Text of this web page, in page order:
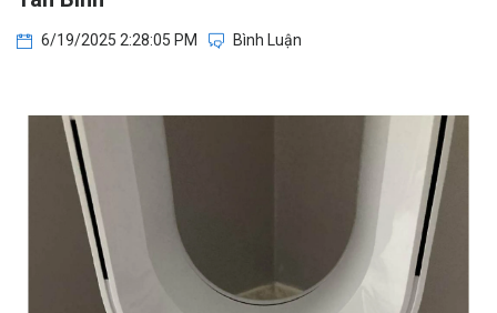
6/19/2025 2:28:05 PM Bình Luận